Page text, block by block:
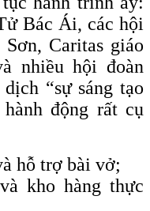
Bác Ái, các hội
Caritas giáo
nhiều hội đoàn
“sự sáng tạo
động rất cụ
hỗ trợ bài vở;
kho hàng thực